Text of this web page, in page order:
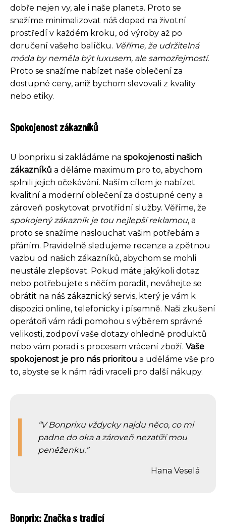
dobře nejen vy, ale i naše planeta. Proto se
snažíme minimalizovat náš dopad na životní
prostředí v každém kroku, od výroby až po
doručení vašeho balíčku. Věříme, že udržitelná
móda by neměla být luxusem, ale samozřejmostí.
Proto se snažíme nabízet naše oblečení za
dostupné ceny, aniž bychom slevovali z kvality
nebo etiky.
Spokojenost zákazníků
U bonprixu si zakládáme na spokojenosti našich
zákazníků a děláme maximum pro to, abychom
splnili jejich očekávání. Naším cílem je nabízet
kvalitní a moderní oblečení za dostupné ceny a
zároveň poskytovat prvotřídní služby. Věříme, že
spokojený zákazník je tou nejlepší reklamou, a
proto se snažíme naslouchat vašim potřebám a
přáním. Pravidelně sledujeme recenze a zpětnou
vazbu od našich zákazníků, abychom se mohli
neustále zlepšovat. Pokud máte jakýkoli dotaz
nebo potřebujete s něčím poradit, neváhejte se
obrátit na náš zákaznický servis, který je vám k
dispozici online, telefonicky i písemně. Naši zkušení
operátoři vám rádi pomohou s výběrem správné
velikosti, zodpoví vaše dotazy ohledně produktů
nebo vám poradí s procesem vrácení zboží. Vaše
spokojenost je pro nás prioritou a uděláme vše pro
to, abyste se k nám rádi vraceli pro další nákupy.
V Bonprixu vždycky najdu něco, co mi
padne do oka a zároveň nezatíží mou
peněženku.
Hana Veselá
Bonprix: Značka s tradicí